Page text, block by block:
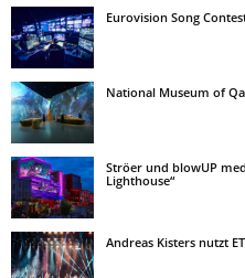
Eurovision Song
National Museum of
Ströer und blowUP
Lighthouse“
Andreas Kisters nutzt